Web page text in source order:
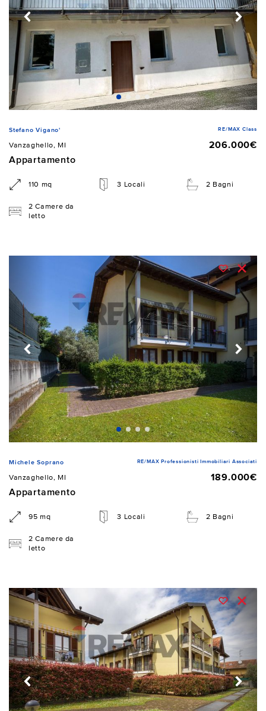
Stefano Vigano' RE/MAX Class
Vanzaghello, MI
206.000€
Appartamento
110 mq 3 Locali 2 Bagni
2 Camere da
letto
Michele Soprano RE/MAX Professionisti Immobiliari Associati
Vanzaghello, MI
189.000€
Appartamento
95 mq 3 Locali 2 Bagni
2 Camere da
letto